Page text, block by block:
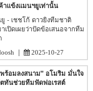
าแข้งแมนฯยูเท่านั้น
- เชชโก้ ดาวยิงทีมชาติ
เปิดเผยว่าปัดข้อเสนอจากทีม
| 2025-10-27
พร้อมลงสนาม" อโมริม มั่นใจ
ทันช่วยทีมฟัดฟอเรสต์